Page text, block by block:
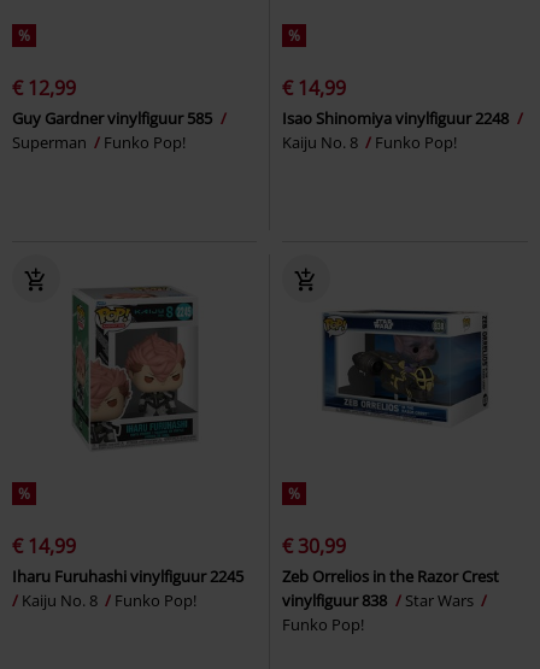
%
€ 12,99
Guy Gardner vinylfiguur 585
Superman
Funko Pop!
%
€ 14,99
Isao Shinomiya vinylfiguur 2248
Kaiju No. 8
Funko Pop!
%
€ 14,99
Iharu Furuhashi vinylfiguur 2245
Kaiju No. 8
Funko Pop!
%
€ 30,99
Zeb Orrelios in the Razor Crest
vinylfiguur 838
Star Wars
Funko Pop!